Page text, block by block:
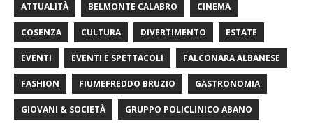
ATTUALITÀ BELMONTE CALABRO CINEMA
COSENZA CULTURA DIVERTIMENTO ESTATE
EVENTI EVENTI E SPETTACOLI FALCONARA ALBANESE
FASHION FIUMEFREDDO BRUZIO GASTRONOMIA
GIOVANI & SOCIETÀ GRUPPO POLICLINICO ABANO